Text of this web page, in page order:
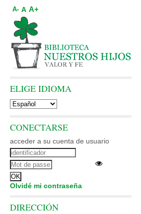
A- A A+
ELIGE IDIOMA
CONECTARSE
acceder a su cuenta de usuario
Olvidé mi contraseña
DIRECCIÓN